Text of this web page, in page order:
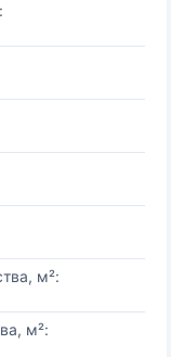
м²:
м²: